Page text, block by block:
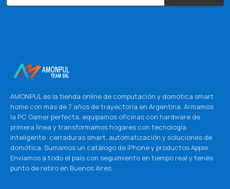
AMONPUL es la tienda online de computación y domótica smart
home con más de 7 años de trayectoria en Argentina. Armamos
la PC Gamer perfecta, equipamos oficinas con hardware de
primera línea y transformamos hogares con tecnología
inteligente: cerraduras smart, automatización y soluciones de
domótica. Sumamos un catálogo de iPhone y productos Apple.
Enviamos a todo el país con seguimiento en tiempo real y tenés
punto de retiro en Buenos Aires.